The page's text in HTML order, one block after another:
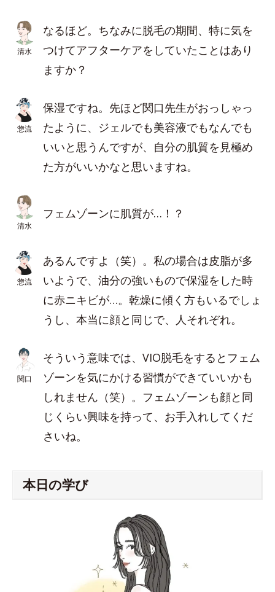
清水
なるほど。ちなみに脱毛の期間、特に気を
つけてアフターケアをしていたことはあり
ますか？
惣流
保湿ですね。先ほど関口先生がおっしゃっ
たように、ジェルでも美容液でもなんでも
いいと思うんですが、自分の肌質を見極め
た方がいいかなと思いますね。
清水
フェムゾーンに肌質が…！？
惣流
あるんですよ
（笑）。私の場合は皮脂が多
いようで、油分の強いもので保湿をした時
に赤ニキビが…。乾燥に傾く方もいるでしょ
うし、本当に顔と同じで、人それぞれ。
関口
そういう意味では、VIO脱毛をするとフェム
ゾーンを気にかける習慣ができていいかも
しれません（笑）。フェムゾーンも顔と同
じくらい興味を持って、お手入れしてくだ
さいね。
本日の学び